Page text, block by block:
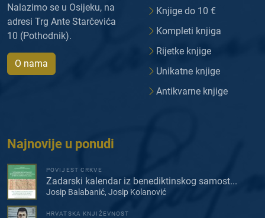
Nalazimo se u Osijeku, na
adresi Trg Ante Starčevića
10 (Pothodnik).
O nama
Knjige do 10 €
Kompleti knjiga
Rijetke knjige
Unikatne knjige
Antikvarne knjige
Najnovije u ponudi
POVIJEST CRKVE
Zadarski kalendar iz benediktinskog samost...
Josip Balabanić, Josip Kolanović
HRVATSKA KNJIŽEVNOST